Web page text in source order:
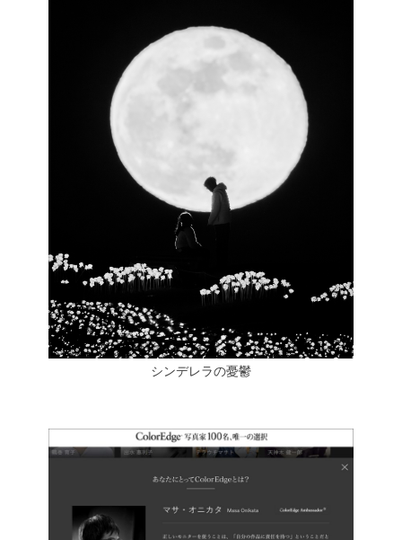
シンデレラの憂鬱